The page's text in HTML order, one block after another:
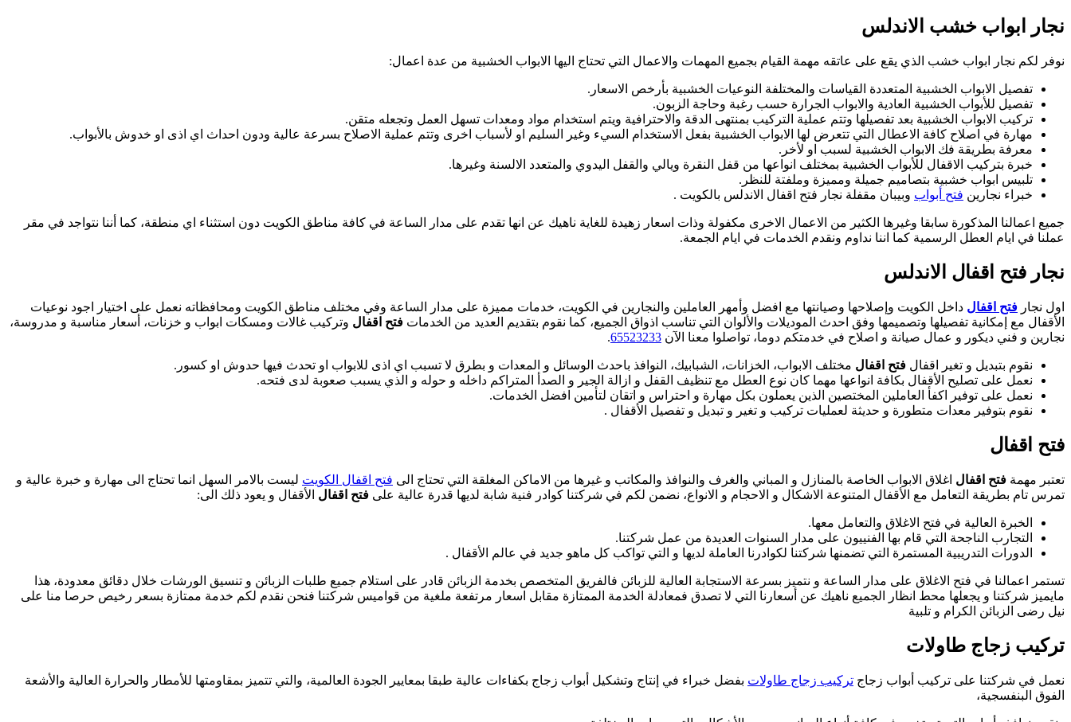
نجار ابواب خشب الاندلس
نوفر لكم نجار ابواب خشب الذي يقع على عاتقه مهمة القيام بجميع المهمات والاعمال التي تحتاج اليها الابواب الخشبية من عدة اعمال:
تفصيل الابواب الخشبية المتعددة القياسات والمختلفة النوعيات الخشبية بأرخص الاسعار.
تفصيل للأبواب الخشبية العادية والابواب الجرارة حسب رغبة وحاجة الزبون.
تركيب الابواب الخشبية بعد تفصيلها وتتم عملية التركيب بمنتهى الدقة والاحترافية ويتم استخدام مواد ومعدات تسهل العمل وتجعله متقن.
مهارة في اصلاح كافة الاعطال التي تتعرض لها الابواب الخشبية بفعل الاستخدام السيء وغير السليم او لأسباب اخرى وتتم عملية الاصلاح بسرعة عالية ودون احداث اي اذى او خدوش بالأبواب.
معرفة بطريقة فك الابواب الخشبية لسبب او لأخر.
خبرة بتركيب الاقفال للأبواب الخشبية بمختلف انواعها من قفل النقرة ويالي والقفل اليدوي والمتعدد الالسنة وغيرها.
تلبيس ابواب خشبية بتصاميم جميلة ومميزة وملفتة للنظر.
خبراء نجارين فتح أبواب وبيبان مقفلة نجار فتح اقفال الاندلس بالكويت .
جميع اعمالنا المذكورة سابقا وغيرها الكثير من الاعمال الاخرى مكفولة وذات اسعار زهيدة للغاية ناهيك عن انها تقدم على مدار الساعة في كافة مناطق الكويت دون استثناء اي منطقة، كما أننا نتواجد في مقر
عملنا في ايام العطل الرسمية كما اننا نداوم ونقدم الخدمات في ايام الجمعة.
نجار فتح اقفال الاندلس
اول نجار فتح اقفال داخل الكويت وإصلاحها وصيانتها مع افضل وأمهر العاملين والنجارين في الكويت، خدمات مميزة على مدار الساعة وفي مختلف مناطق الكويت ومحافظاته نعمل على اختيار اجود نوعيات
الأقفال مع إمكانية تفصيلها وتصميمها وفق احدث الموديلات والألوان التي تناسب اذواق الجميع، كما نقوم بتقديم العديد من الخدمات فتح اقفال وتركيب غالات ومسكات ابواب و خزنات، أسعار مناسبة و مدروسة،
نجارين و فني ديكور و عمال صيانة و اصلاح في خدمتكم دوما، تواصلوا معنا الآن 65523233
.
نقوم بتبديل و تغير اقفال فتح اقفال مختلف الابواب، الخزانات، الشبابيك، النوافذ باحدث الوسائل و المعدات و بطرق لا تسبب اي اذى للابواب او تحدث فيها حدوش او كسور.
نعمل على تصليح الأقفال بكافة انواعها مهما كان نوع العطل مع تنظيف القفل و ازالة الجير و الصدأ المتراكم داخله و حوله و الذي يسبب صعوبة لدى فتحه.
نعمل على توفير اكفأ العاملين المختصين الذين يعملون بكل مهارة و احتراس و اتقان لتأمين افضل الخدمات.
نقوم بتوفير معدات متطورة و حديثة لعمليات تركيب و تغير و تبديل و تفصيل الأقفال .
فتح اقفال
تعتبر مهمة فتح اقفال اغلاق الابواب الخاصة بالمنازل و المباني والغرف والنوافذ والمكاتب و غيرها من الاماكن المغلقة التي تحتاج الى فتح اقفال الكويت ليست بالامر السهل انما تحتاج الى مهارة و خبرة عالية و
تمرس تام بطريقة التعامل مع الأقفال المتنوعة الاشكال و الاحجام و الانواع، نضمن لكم في شركتنا كوادر فنية شابة لديها قدرة عالية على فتح اقفال الأقفال و يعود ذلك الى:
الخبرة العالية في فتح الاغلاق والتعامل معها.
التجارب الناجحة التي قام بها الفنييون على مدار السنوات العديدة من عمل شركتنا.
الدورات التدريبية المستمرة التي تضمنها شركتنا لكوادرنا العاملة لديها و التي تواكب كل ماهو جديد في عالم الأقفال .
تستمر اعمالنا في فتح الاغلاق على مدار الساعة و نتميز بسرعة الاستجابة العالية للزبائن فالفريق المتخصص بخدمة الزبائن قادر على استلام جميع طلبات الزبائن و تنسيق الورشات خلال دقائق معدودة، هذا
مايميز شركتنا و يجعلها محط انظار الجميع ناهيك عن أسعارنا التي لا تصدق فمعادلة الخدمة الممتازة مقابل اسعار مرتفعة ملغية من قواميس شركتنا فنحن نقدم لكم خدمة ممتازة بسعر رخيص حرصا منا على
نيل رضى الزبائن الكرام و تلبية
تركيب زجاج طاولات
نعمل في شركتنا على تركيب أبواب زجاج تركيب زجاج طاولات بفضل خبراء في إنتاج وتشكيل أبواب زجاج بكفاءات عالية طبقا بمعايير الجودة العالمية، والتي تتميز بمقاومتها للأمطار والحرارة العالية والأشعة
الفوق البنفسجية،